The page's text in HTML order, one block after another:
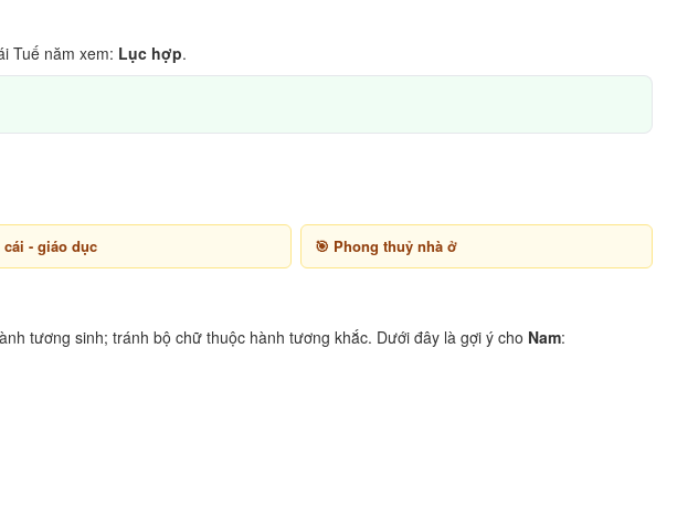
Tuế năm xem: Lục hợp.
cái - giáo dục Phong thuỷ nhà ở
tương sinh; tránh bộ chữ thuộc hành tương khắc. Dưới đây là gợi ý cho Nam: